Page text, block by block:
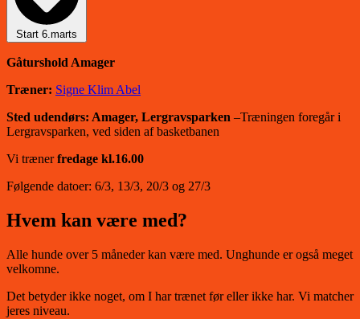
Start 6.marts
Gåturshold Amager
Træner: Signe Klim Abel
Sted udendørs: Amager, Lergravsparken –Træningen foregår i
Lergravsparken, ved siden af basketbanen
Vi trænerfredage kl.16.00
Følgende datoer: 6/3, 13/3, 20/3 og 27/3
Hvem kan være med?
Alle hunde over 5 måneder kan være med. Unghunde er også meget
velkomne.
Det betyder ikke noget, om I har trænet før eller ikke har. Vi matcher
jeres niveau.